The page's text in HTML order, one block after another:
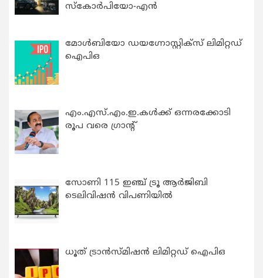
സ്കോർപിയോ-എൻ
മോൾബിയോ ഡയഗ്നോസ്റ്റിക്സ് ലിമിറ്റഡ്
ഐപിഒ
എം.എസ്.എം.ഇ.കൾക്ക് ഒന്നരക്കോടി
രൂപ വരെ ഗ്രാന്റ്
സോണി 115 ഇഞ്ച് ട്രൂ ആർജിബി
ടെലിവിഷൻ വിപണിയിൽ
ധൂത് ട്രാൻസ്മിഷൻ ലിമിറ്റഡ് ഐപിഒ